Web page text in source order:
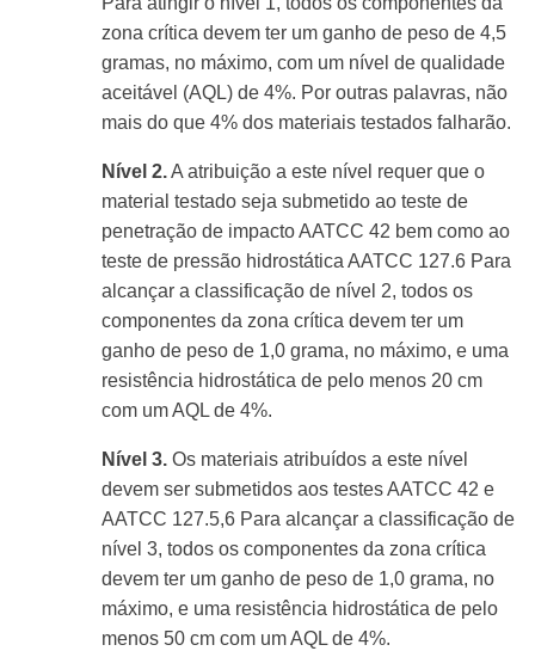
zona crítica devem ter um ganho de peso de 4,5
gramas, no máximo, com um nível de qualidade
aceitável (AQL) de 4%. Por outras palavras, não
mais do que 4% dos materiais testados falharão.
Nível 2.A atribuição a este nível requer que o
material testado seja submetido ao teste de
penetração de impacto AATCC 42 bem como ao
teste de pressão hidrostática AATCC 127.6 Para
alcançar a classificação de nível 2, todos os
componentes da zona crítica devem ter um
ganho de peso de 1,0 grama, no máximo, e uma
resistência hidrostática de pelo menos 20 cm
com um AQL de 4%.
Nível 3. Os materiais atribuídos a este nível
devem ser submetidos aos testes AATCC 42 e
AATCC 127.5,6 Para alcançar a classificação de
nível 3, todos os componentes da zona crítica
devem ter um ganho de peso de 1,0 grama, no
máximo, e uma resistência hidrostática de pelo
menos 50 cm com um AQL de 4%.